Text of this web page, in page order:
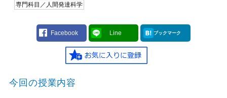
専門科目／人間発達科学
Facebook Line ブックマーク
今回の授業内容